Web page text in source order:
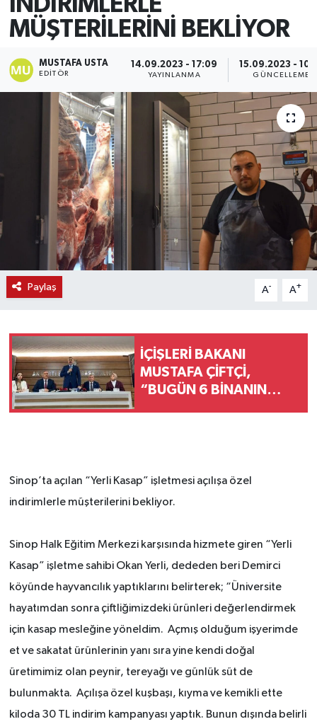
MÜŞTERİLERİNİ BEKLİYOR
MUSTAFA USTA
EDITÖR
14.09.2023 - 17:09
YAYINLANMA
15.09.2023 -
GÜNCELLEME
Paylaş A- A+
İÇİŞLERİ BAKANI
MUSTAFA ÇİFTÇİ,
“BUGÜN 6 BİNANIN
Sinop’ta açılan “Yerli Kasap” işletmesi açılışa özel
indirimlerle müşterilerini bekliyor.
Sinop Halk Eğitim Merkezi karşısında hizmete giren “Yerli
Kasap” işletme sahibi Okan Yerli, dededen beri Demirci
köyünde hayvancılık yaptıklarını belirterek; “Üniversite
hayatımdan sonra çiftliğimizdeki ürünleri değerlendirmek
için kasap mesleğine yöneldim. Açmış olduğum işyerimde
et ve sakatat ürünlerinin yanı sıra yine kendi doğal
üretimimiz olan peynir, tereyağı ve günlük süt de
bulunmakta. Açılışa özel kuşbaşı, kıyma ve kemikli ette
kiloda 30 TL indirim kampanyası yaptık. Bunun dışında belirli